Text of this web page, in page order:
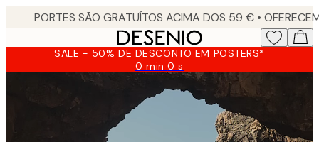
SALE - 50% DE DESCONTO EM POSTERS*
0 min0 s
Válido
2026-